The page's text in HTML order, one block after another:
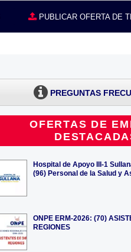
PUBLICAR OFERTA DE
PREGUNTAS
OFERTAS DE
Hospital de Apoyo III-1
(96) Personal de la Salud y
ONPE ERM-2026: (70)
REGIONES